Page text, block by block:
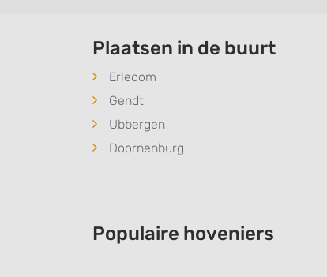
Plaatsen in de buurt
Erlecom
Gendt
Ubbergen
Doornenburg
Populaire hoveniers